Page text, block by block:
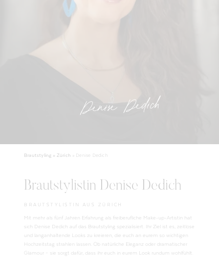
Denise Dedich
Brautstyling » Zürich Denise Dedich
Brautstylistin Denise Dedich
BRAUTSTYLISTIN AUS ZÜRICH
Mit mehr als fünf Jahren Erfahrung als freiberufliche Make-up-Artistin hat
sich Denise Dedich auf das Brautstyling spezialisiert. Ihr Ziel ist es, zeitlose
und langanhaltende Looks zu kreieren, die euch an eurem so wichtigen
Hochzeitstag strahlen lassen. Ob natürliche Eleganz oder dramatischer
Glamour – sie sorgt dafür, dass ihr euch in eurem Look rundum wohlfühlt.